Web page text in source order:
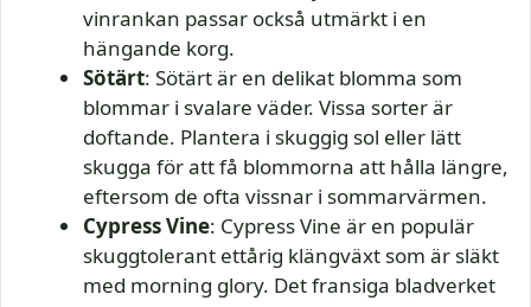
vinrankan passar också utmärkt i en
hängande korg.
Sötärt: Sötärt är en delikat blomma som
blommar i svalare väder. Vissa sorter är
doftande. Plantera i skuggig sol eller lätt
skugga för att få blommorna att hålla längre,
eftersom de ofta vissnar i sommarvärmen.
Cypress Vine: Cypress Vine är en populär
skuggtolerant ettårig klängväxt som är släkt
med morning glory. Det fransiga bladverket